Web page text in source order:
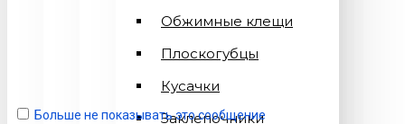
Обжимные клещи
Плоскогубцы
Кусачки
Заклепочники
Больше не показывать это сообщение